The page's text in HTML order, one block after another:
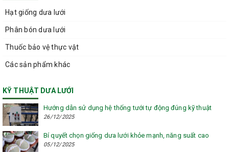
Hạt giống dưa lưới
Phân bón dưa lưới
Thuốc bảo vệ thực vật
Các sản phẩm khác
KỸ THUẬT DƯA LƯỚI
Hướng dẫn sử dụng hệ thống tưới tự động đúng kỹ thuật
26/12/2025
Bí quyết chọn giống dưa lưới khỏe mạnh, năng suất cao
05/12/2025